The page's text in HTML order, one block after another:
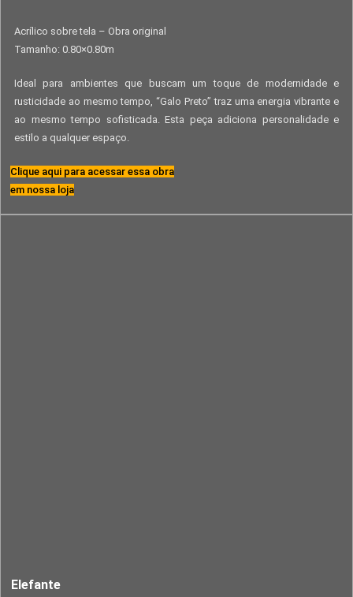
Acrílico sobre tela – Obra original
Tamanho: 0.80×0.80m
Ideal para ambientes que buscam um toque de modernidade e
rusticidade ao mesmo tempo, “Galo Preto” traz uma energia vibrante e
ao mesmo tempo sofisticada. Esta peça adiciona personalidade e
estilo a qualquer espaço.
Clique aqui para acessar essa obra
em nossa loja
Elefante